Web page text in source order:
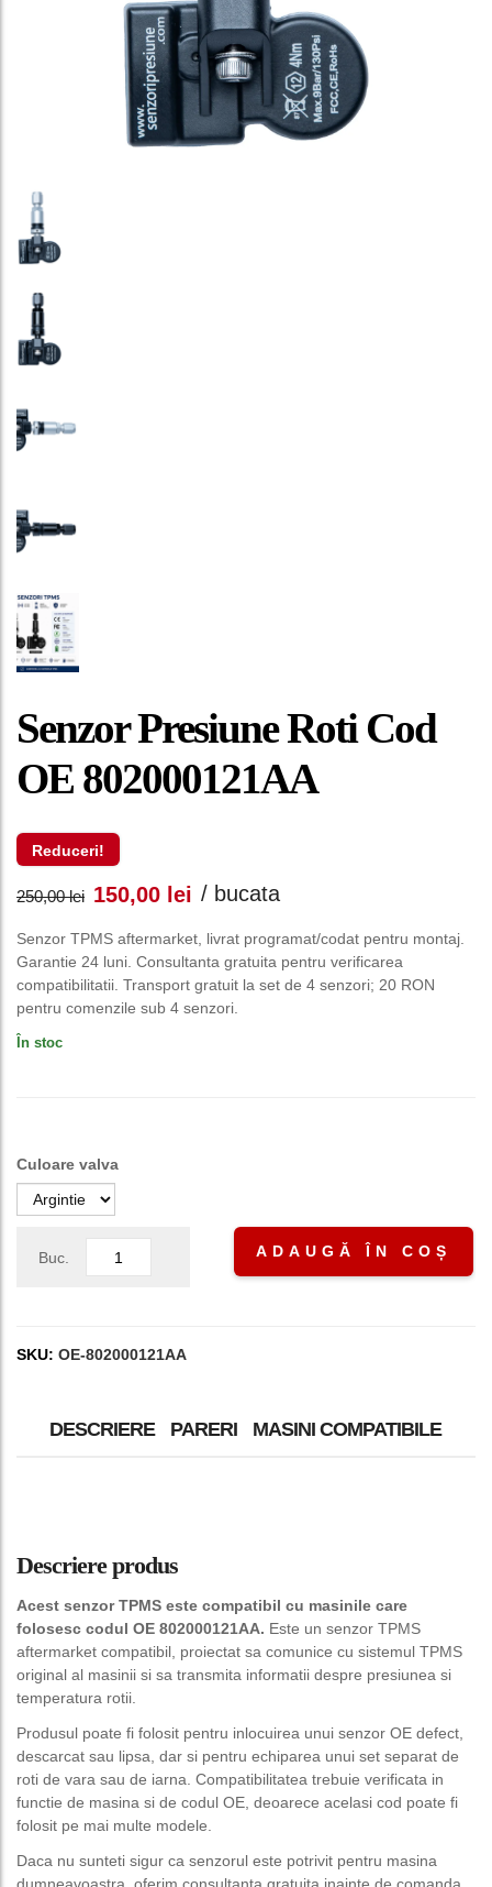
Senzor Presiune Roti Cod
OE 802000121AA
Reduceri!
250,00lei Prețul
inițial
a
150,00 lei Prețul
curent
este:
/ bucata
Senzor TPMS aftermarket, livrat programat/codat pentru montaj.
Garantie 24 luni. Consultanta gratuita pentru verificarea
compatibilitatii. Transport gratuit la set de 4 senzori; 20 RON
pentru comenzile sub 4 senzori.
În stoc
Culoare valva
Buc. ADAUGĂ ÎN COȘ
SKU: OE-802000121AA
DESCRIERE PARERI MASINI COMPATIBILE
Descriere produs
Acest senzor TPMS este compatibil cu masinile care
folosesc codul OE 802000121AA. Este un senzor TPMS
aftermarket compatibil, proiectat sa comunice cu sistemul TPMS
original al masinii si sa transmita informatii despre presiunea si
temperatura rotii.
Produsul poate fi folosit pentru inlocuirea unui senzor OE defect,
descarcat sau lipsa, dar si pentru echiparea unui set separat de
roti de vara sau de iarna. Compatibilitatea trebuie verificata in
functie de masina si de codul OE, deoarece acelasi cod poate fi
folosit pe mai multe modele.
Daca nu sunteti sigur ca senzorul este potrivit pentru masina